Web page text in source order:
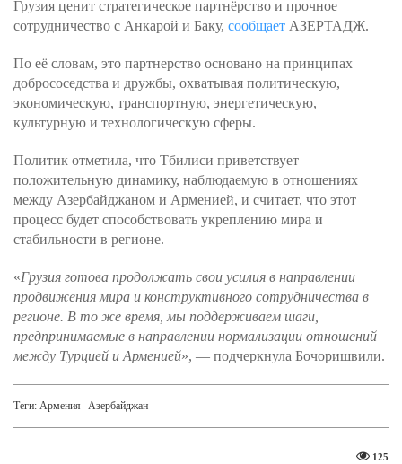
Грузия ценит стратегическое партнёрство и прочное
сотрудничество с Анкарой и Баку, сообщает АЗЕРТАДЖ.
По её словам, это партнерство основано на принципах
добрососедства и дружбы, охватывая политическую,
экономическую, транспортную, энергетическую,
культурную и технологическую сферы.
Политик отметила, что Тбилиси приветствует
положительную динамику, наблюдаемую в отношениях
между Азербайджаном и Арменией, и считает, что этот
процесс будет способствовать укреплению мира и
стабильности в регионе.
«Грузия готова продолжать свои усилия в направлении
продвижения мира и конструктивного сотрудничества в
регионе. В то же время, мы поддерживаем шаги,
предпринимаемые в направлении нормализации отношений
между Турцией и Арменией», — подчеркнула Бочоришвили.
Теги: Армения Азербайджан
125